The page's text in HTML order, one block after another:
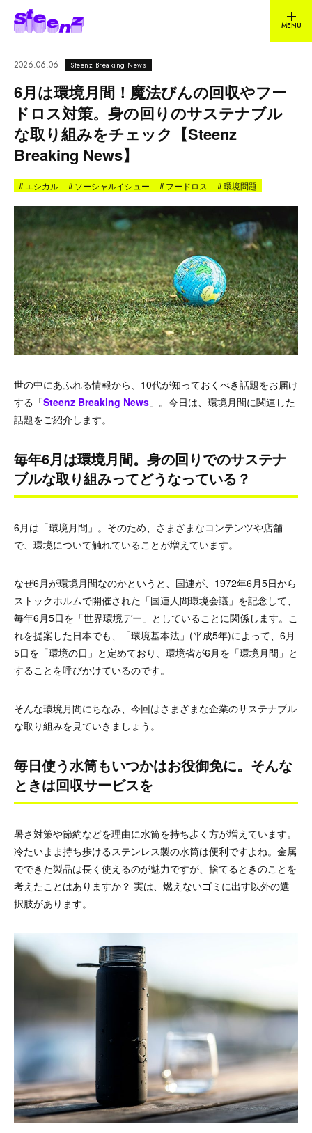
2026.06.06 Steenz Breaking News
6月は環境月間！魔法びんの回収やフー
ドロス対策。身の回りのサステナブル
な取り組みをチェック【Steenz
Breaking News】
#エシカル #ソーシャルイシュー #フードロス #環境問題
世の中にあふれる情報から、10代が知っておくべき話題をお届け
する「Steenz Breaking News 」。今日は、環境月間に関連した
話題をご紹介します。
毎年6月は環境月間。身の回りでのサステナ
ブルな取り組みってどうなっている？
6月は「環境月間」。そのため、さまざまなコンテンツや店舗
で、環境について触れていることが増えています。
なぜ6月が環境月間なのかというと、国連が、1972年6月5日から
ストックホルムで開催された「国連人間環境会議」を記念して、
毎年6月5日を「世界環境デー」としていることに関係します。こ
れを提案した日本でも、「環境基本法」(平成5年)によって、6月
5日を「環境の日」と定めており、環境省が6月を「環境月間」と
することを呼びかけているのです。
そんな環境月間にちなみ、今回はさまざまな企業のサステナブル
な取り組みを見ていきましょう。
毎日使う水筒もいつかはお役御免に。そんな
ときは回収サービスを
暑さ対策や節約などを理由に水筒を持ち歩く方が増えています。
冷たいまま持ち歩けるステンレス製の水筒は便利ですよね。金属
でできた製品は長く使えるのが魅力ですが、捨てるときのことを
考えたことはありますか？ 実は、燃えないゴミに出す以外の選
択肢があります。